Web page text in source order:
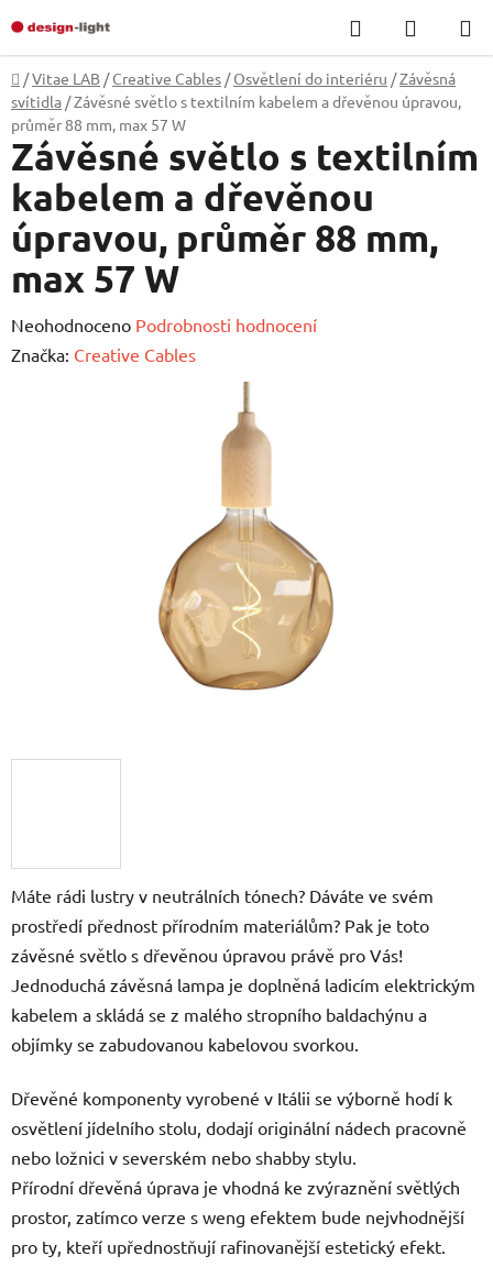
na
obsah
Hledat
KOŠÍK
Domů
/Vitae LAB / Creative Cables / Osvětlení do interiéru /Závěsná
svítidla /Závěsné světlo s textilním kabelem a dřevěnou úpravou,
průměr 88 mm, max 57 W
Máte rádi lustry v neutrálních tónech? Dáváte ve svém
prostředí přednost přírodním materiálům? Pak je toto
závěsné světlo s dřevěnou úpravou právě pro Vás!
Jednoduchá závěsná lampa je doplněná ladicím elektrickým
kabelem a skládá se z malého stropního baldachýnu a
objímky se zabudovanou kabelovou svorkou.
Dřevěné komponenty vyrobené v Itálii se výborně hodí k
osvětlení jídelního stolu, dodají originální nádech pracovně
nebo ložnici v severském nebo shabby stylu.
Přírodní dřevěná úprava je vhodná ke zvýraznění světlých
prostor, zatímco verze s weng efektem bude nejvhodnější
pro ty, kteří upřednostňují rafinovanější estetický efekt.
Závěsné světlo s textilním
kabelem a dřevěnou
úpravou, průměr 88 mm,
max 57 W
Průměrné
hodnocení
Neohodnoceno Podrobnosti hodnocení
Značka: Creative Cables